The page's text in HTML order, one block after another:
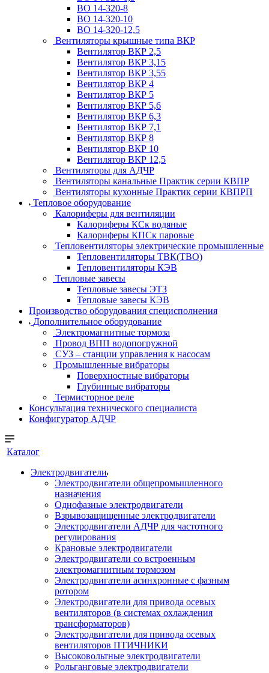
ВО 14-320-8
ВО 14-320-10
ВО 14-320-12,5
Вентиляторы крышные типа ВКР
Вентилятор ВКР 2,5
Вентилятор ВКР 3,15
Вентилятор ВКР 3,55
Вентилятор ВКР 4
Вентилятор ВКР 5
Вентилятор ВКР 5,6
Вентилятор ВКР 6,3
Вентилятор ВКР 7,1
Вентилятор ВКР 8
Вентилятор ВКР 10
Вентилятор ВКР 12,5
Вентиляторы для АДЧР
Вентиляторы канальные Практик серии КВПР
Вентиляторы кухонные Практик серии КВПРП
Тепловое оборудование
Калориферы для вентиляции
Калориферы КСк водяные
Калориферы КПСк паровые
Тепловентиляторы электрические промышленные
Тепловентиляторы ТВК(ТВО)
Тепловентиляторы КЭВ
Тепловые завесы
Тепловые завесы ЭТЗ
Тепловые завесы КЭВ
Производство оборудования специсполнения
Дополнительное оборудование
Электромагнитные тормоза
Провод ВПП водопогружной
СУЗ – станции управления к насосам
Промышленные вибраторы
Поверхностные вибраторы
Глубинные вибраторы
Термисторное реле
Консультация технического специалиста
Конфигуратор АДЧР
Каталог
Электродвигатели
Электродвигатели общепромышленного
назначения
Однофазные электродвигатели
Взрывозащищенные электродвигатели
Электродвигатели АДЧР для частотного
регулирования
Крановые электродвигатели
Электродвигатели со встроенным
электромагнитным тормозом
Электродвигатели асинхронные с фазным
ротором
Электродвигатели для привода осевых
вентиляторов (в системах охлаждения
трансформаторов)
Электродвигатели для привода осевых
вентиляторов ПТИЧНИКИ
Высоковольтные электродвигатели
Рольганговые электродвигатели